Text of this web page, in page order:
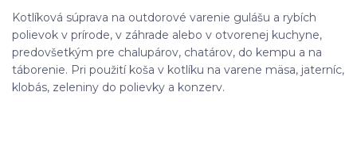
Kotlíková súprava na outdorové varenie gulášu a rybích
polievok v prírode, v záhrade alebo v otvorenej kuchyne,
predovšetkým pre chalupárov, chatárov, do kempu a na
táborenie. Pri použití koša v kotlíku na varene mäsa, jaterníc,
klobás, zeleniny do polievky a konzerv.